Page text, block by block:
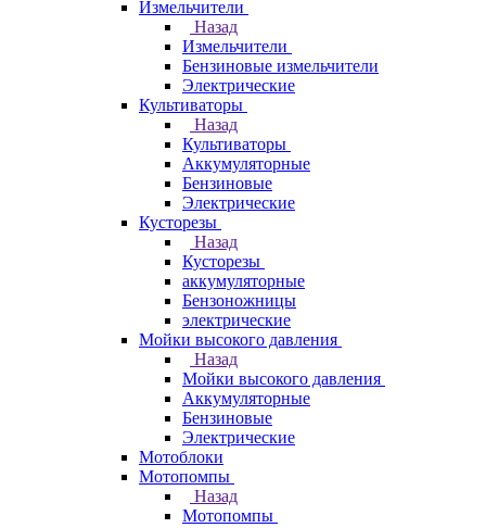
Измельчители
Назад
Измельчители
Бензиновые измельчители
Электрические
Культиваторы
Назад
Культиваторы
Аккумуляторные
Бензиновые
Электрические
Кусторезы
Назад
Кусторезы
аккумуляторные
Бензоножницы
электрические
Мойки высокого давления
Назад
Мойки высокого давления
Аккумуляторные
Бензиновые
Электрические
Мотоблоки
Мотопомпы
Назад
Мотопомпы